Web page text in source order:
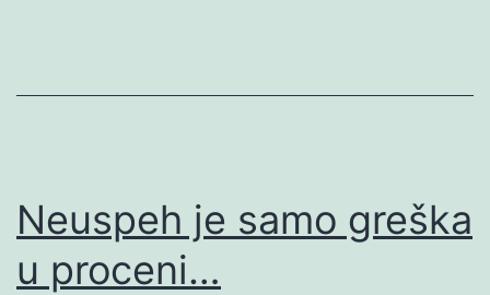
Neuspeh je samo greška
u proceni…